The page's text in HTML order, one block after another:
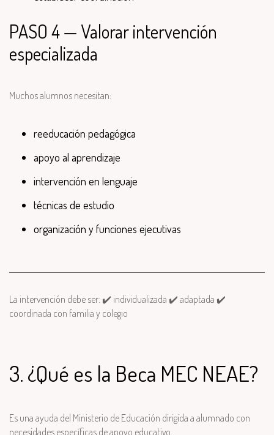
PASO 4 — Valorar intervención
especializada
Muchos alumnos necesitan:
reeducación pedagógica
apoyo al aprendizaje
intervención en lenguaje
técnicas de estudio
organización y funciones ejecutivas
La intervención debe ser: ✔️ individualizada ✔️ adaptada ✔️
coordinada con familia y colegio
3. ¿Qué es la Beca MEC NEAE?
Es una ayuda del Ministerio de Educación dirigida a alumnado con
necesidades específicas de apoyo educativo.